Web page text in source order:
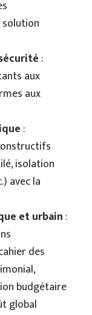
:
aux
aux
:
isolation
avec la
et urbain:
des
budgétaire
global